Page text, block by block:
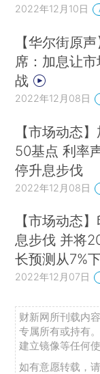
2022年12月10日
【华尔街原
席：加息让
战
2022年12月08日
【市场动态
50基点 利率
停升息步伐
2022年12月08日
【市场动态
息步伐 并将
长预测从7%
2022年12月07日
财新网所刊载内
专属所有或持有
建立镜像等任何使
如有意愿转载，